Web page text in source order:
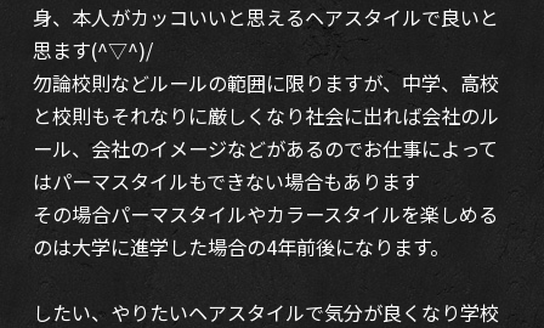
身、本人がカッコいいと思えるヘアスタイルで良いと
思ます(^▽^)/
勿論校則などルールの範囲に限りますが、中学、高校
と校則もそれなりに厳しくなり社会に出れば会社のル
ール、会社のイメージなどがあるのでお仕事によって
はパーマスタイルもできない場合もあります
その場合パーマスタイルやカラースタイルを楽しめる
のは大学に進学した場合の4年前後になります。
したい、やりたいヘアスタイルで気分が良くなり学校